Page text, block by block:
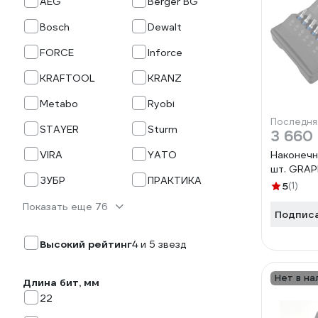
Bosch
Dewalt
FORCE
Inforce
KRAFTOOL
KRANZ
Metabo
Ryobi
STAYER
Sturm
VIRA
YATO
ЗУБР
ПРАКТИКА
Показать еще 76
Высокий рейтинг4 и 5 звезд
Длина бит, мм
22
3 660
шт.
5(1)
Нет в